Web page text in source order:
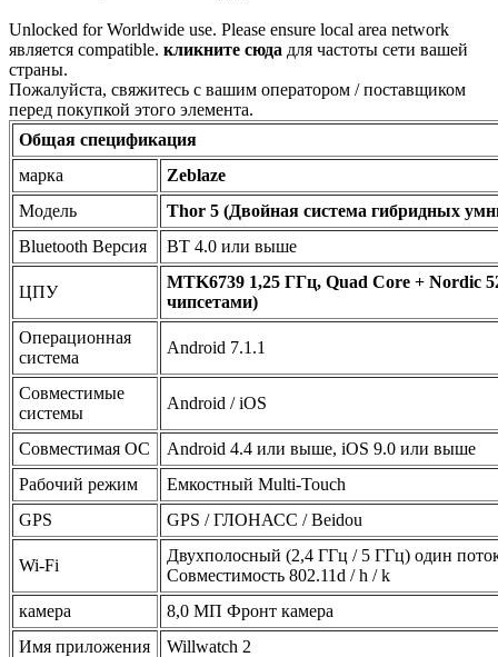
Unlocked for Worldwide use. Please ensure local area network
является compatible. кликните сюда для частоты сети вашей
страны.
Пожалуйста, свяжитесь с вашим оператором / поставщиком
перед покупкой этого элемента.
Общая спецификация
марка
Zeblaze
Модель
Thor 5 (Двойная система гибридных
Bluetooth Версия
BT 4.0 или выше
ЦПУ
MTK6739 1,25 ГГц, Quad Core + Nordic
чипсетами)
Операционная
система
Android 7.1.1
Совместимые
системы
Android / iOS
Совместимая ОС
Android 4.4 или выше, iOS 9.0 или выше
Рабочий режим
Емкостный Multi-Touch
GPS
GPS / ГЛОНАСС / Beidou
Wi-Fi
Двухполосный (2,4 ГГц / 5 ГГц) один
Совместимость 802.11d / h / k
камера
8,0 МП Фронт камера
Имя приложения
Willwatch 2